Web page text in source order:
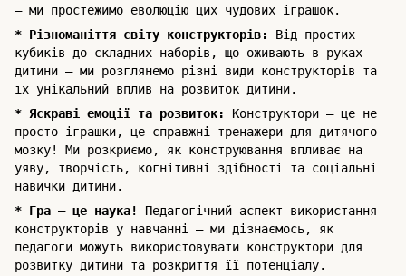
– ми простежимо еволюцію цих чудових іграшок.
* Різноманіття світу конструкторів: Від простих
кубиків до складних наборів, що оживають в руках
дитини – ми розглянемо різні види конструкторів та
їх унікальний вплив на розвиток дитини.
* Яскраві емоції та розвиток: Конструктори – це не
просто іграшки, це справжні тренажери для дитячого
мозку! Ми розкриємо, як конструювання впливає на
уяву, творчість, когнітивні здібності та соціальні
навички дитини.
* Гра – це наука! Педагогічний аспект використання
конструкторів у навчанні – ми дізнаємось, як
педагоги можуть використовувати конструктори для
розвитку дитини та розкриття її потенціалу.